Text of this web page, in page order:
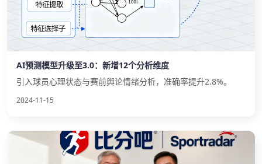
AI预测模型升级至3.0：新增12个分析维度
引入球员心理状态与赛前舆论情绪分析，准确率提升2.8%。
2024-11-15